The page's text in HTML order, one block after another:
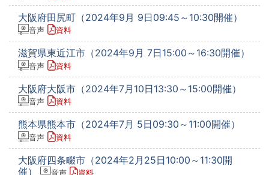
大阪府田尻町（2024年9月 9日09:45～10:30開催）
音声 資料
滋賀県東近江市（2024年9月 7日15:00～16:30開催）
音声 資料
大阪府大阪市（2024年7月10日13:30～15:00開催）
音声 資料
熊本県熊本市（2024年7月 5日09:30～11:00開催）
音声 資料
大阪府四条畷市（2024年2月25日10:00～11:30開
催）
音声 資料